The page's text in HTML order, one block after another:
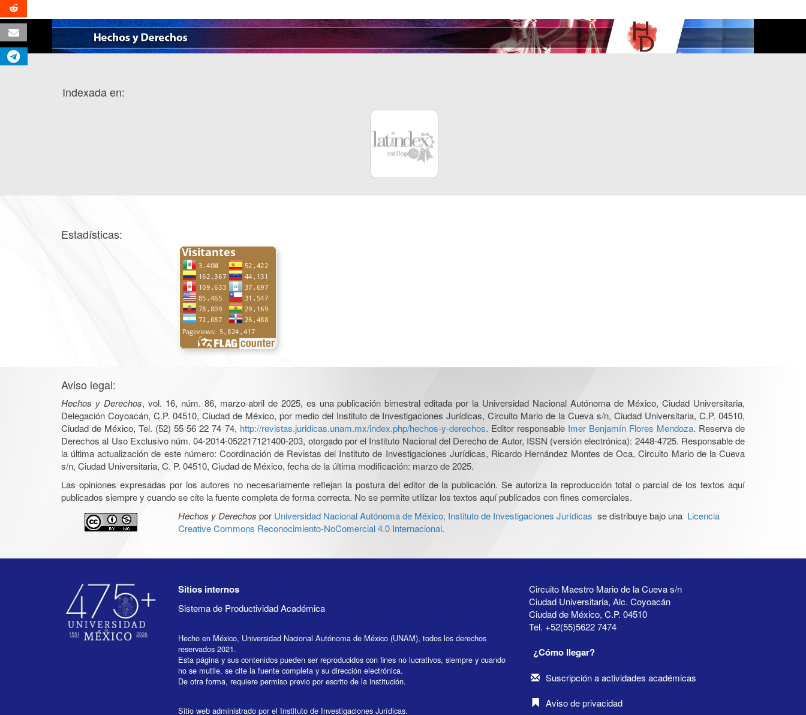
Indexada en:
Estadísticas:
Aviso legal:
Hechos y Derechos, vol. 16, núm. 86, marzo-abril de 2025, es una publicación bimestral editada por la Universidad Nacional Autónoma de México, Ciudad Universitaria,
Delegación Coyoacán, C.P. 04510, Ciudad de México, por medio del Instituto de Investigaciones Jurídicas, Circuito Mario de la Cueva s/n, Ciudad Universitaria, C.P. 04510,
Ciudad de México, Tel. (52) 55 56 22 74 74, http://revistas.juridicas.unam.mx/index.php/hechos-y-derechos. Editor responsable Imer Benjamín Flores Mendoza. Reserva de
Derechos al Uso Exclusivo núm. 04-2014-052217121400-203, otorgado por el Instituto Nacional del Derecho de Autor, ISSN (versión electrónica): 2448-4725. Responsable de
la última actualización de este número: Coordinación de Revistas del Instituto de Investigaciones Jurídicas, Ricardo Hernández Montes de Oca, Circuito Mario de la Cueva
s/n, Ciudad Universitaria, C. P. 04510, Ciudad de México, fecha de la última modificación: marzo de 2025.
Las opiniones expresadas por los autores no necesariamente reflejan la postura del editor de la publicación. Se autoriza la reproducción total o parcial de los textos aquí
publicados siempre y cuando se cite la fuente completa de forma correcta. No se permite utilizar los textos aquí publicados con fines comerciales.
Hechos y Derechos por Universidad Nacional Autónoma de México, Instituto de Investigaciones Jurídicas se distribuye bajo una Licencia
Creative Commons Reconocimiento-NoComercial 4.0 Internacional.
Sitios internos
Sistema de Productividad Académica
Hecho en México, Universidad Nacional Autónoma de México (UNAM), todos los derechos
reservados 2021.
Esta página y sus contenidos pueden ser reproducidos con fines no lucrativos, siempre y cuando
no se mutile, se cite la fuente completa y su dirección electrónica.
De otra forma, requiere permiso previo por escrito de la institución.
Sitio web administrado por el Instituto de Investigaciones Jurídicas.
Circuito Maestro Mario de la Cueva s/n
Ciudad Universitaria, Alc. Coyoacán
Ciudad de México, C.P. 04510
Tel. +52(55)5622 7474
¿Cómo llegar?
Suscripción a actividades académicas
Aviso de privacidad